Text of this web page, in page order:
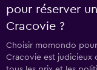
pour réserver
Cracovie ?
Choisir momondo
Cracovie est judicieux